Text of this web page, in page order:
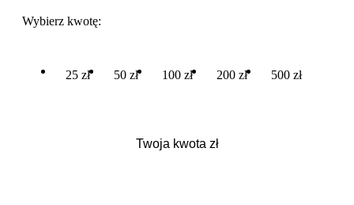
Wybierz kwotę:
25 zł 50 zł 100 zł 200 zł 500 zł